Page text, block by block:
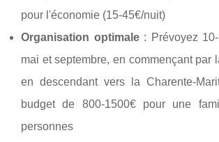
pour l'économie (15-45€/nuit)
Organisation optimale: Prévoyez
mai et septembre, en commençant par
en descendant vers la Charente-
budget de 800-1500€ pour une
personnes